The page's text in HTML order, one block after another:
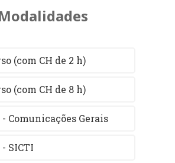
minicursos através da
TEAMS
(com CH de 2 h)
(com CH de 8 h)
- Comunicações Gerais
SICTI